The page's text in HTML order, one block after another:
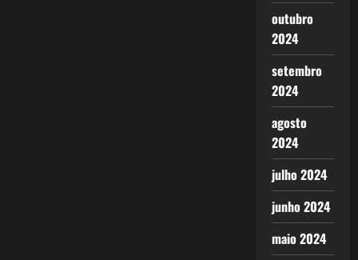
outubro
2024
setembro
2024
agosto
2024
julho 2024
junho 2024
maio 2024